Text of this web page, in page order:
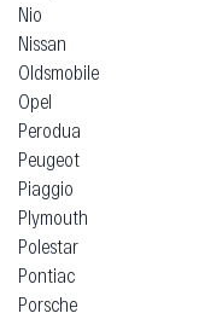
Nio
Nissan
Oldsmobile
Opel
Perodua
Peugeot
Piaggio
Plymouth
Polestar
Pontiac
Porsche